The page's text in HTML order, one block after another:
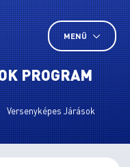
MENÜ
PROGRAM
Versenyképes Járások